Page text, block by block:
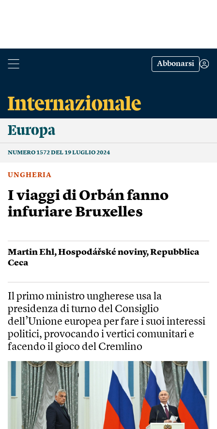
Abbonarsi
Europa
NUMERO 1572 DEL 19 LUGLIO 2024
UNGHERIA
I viaggi di Orbán fanno
infuriare Bruxelles
Martin Ehl,Hospodářské noviny,Repubblica
Ceca
Il primo ministro ungherese usa la
presidenza di turno del Consiglio
dell’Unione europea per fare i suoi interessi
politici, provocando i vertici comunitari e
facendo il gioco del Cremlino